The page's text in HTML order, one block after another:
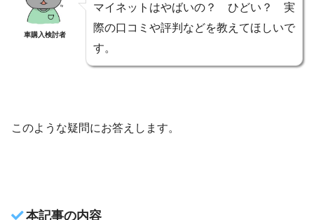
車購入検討者
マイネットはやばいの？ ひどい？ 実
際の口コミや評判などを教えてほしいで
す。
このような疑問にお答えします。
本記事の内容